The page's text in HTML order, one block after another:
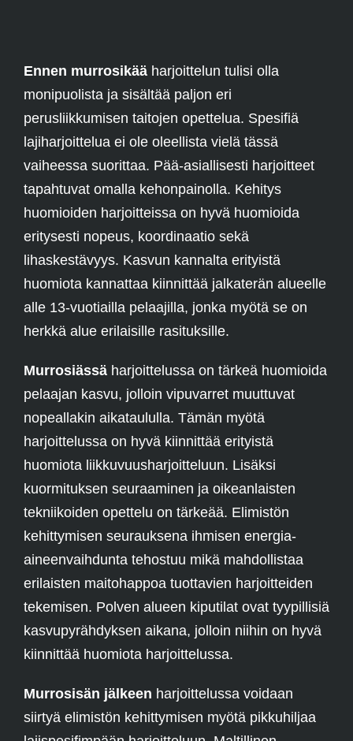
Ennen murrosikää harjoittelun tulisi olla
monipuolista ja sisältää paljon eri
perusliikkumisen taitojen opettelua. Spesifiä
lajiharjoittelua ei ole oleellista vielä tässä
vaiheessa suorittaa. Pää-asiallisesti harjoitteet
tapahtuvat omalla kehonpainolla. Kehitys
huomioiden harjoitteissa on hyvä huomioida
eritysesti nopeus, koordinaatio sekä
lihaskestävyys. Kasvun kannalta erityistä
huomiota kannattaa kiinnittää jalkaterän alueelle
alle 13-vuotiailla pelaajilla, jonka myötä se on
herkkä alue erilaisille rasituksille.
Murrosiässä harjoittelussa on tärkeä huomioida
pelaajan kasvu, jolloin vipuvarret muuttuvat
nopeallakin aikataululla. Tämän myötä
harjoittelussa on hyvä kiinnittää erityistä
huomiota liikkuvuusharjoitteluun. Lisäksi
kuormituksen seuraaminen ja oikeanlaisten
tekniikoiden opettelu on tärkeää. Elimistön
kehittymisen seurauksena ihmisen energia-
aineenvaihdunta tehostuu mikä mahdollistaa
erilaisten maitohappoa tuottavien harjoitteiden
tekemisen. Polven alueen kiputilat ovat tyypillisiä
kasvupyrähdyksen aikana, jolloin niihin on hyvä
kiinnittää huomiota harjoittelussa.
Murrosisän jälkeen harjoittelussa voidaan
siirtyä elimistön kehittymisen myötä pikkuhiljaa